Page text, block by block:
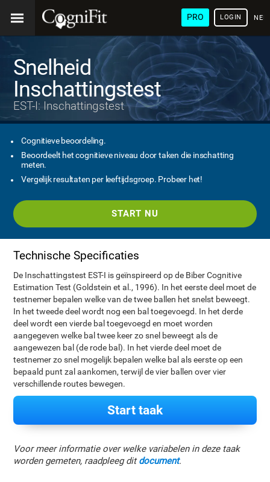
PRO LOGIN
Snelheid
Inschattingstest
EST-I: Inschattingstest
Cognitieve beoordeling.
Beoordeelt het cognitieve niveau door taken die inschatting
meten.
Vergelijk resultaten per leeftijdsgroep. Probeer het!
START NU
Technische Specificaties
De Inschattingstest EST-I is geïnspireerd op de Biber Cognitive
Estimation Test (Goldstein et al., 1996). In het eerste deel moet de
testnemer bepalen welke van de twee ballen het snelst beweegt.
In het tweede deel wordt nog een bal toegevoegd. In het derde
deel wordt een vierde bal toegevoegd en moet worden
aangegeven welke bal twee keer zo snel beweegt als de
aangewezen bal (de rode bal). In het vierde deel moet de
testnemer zo snel mogelijk bepalen welke bal als eerste op een
bepaald punt zal aankomen, terwijl de vier ballen over vier
verschillende routes bewegen.
Start taak
Voor meer informatie over welke variabelen in deze taak
worden gemeten, raadpleeg ditdocument.